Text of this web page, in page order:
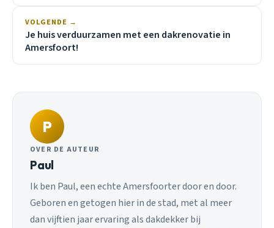
VOLGENDE →
Je huis verduurzamen met een dakrenovatie in
Amersfoort!
P
OVER DE AUTEUR
Paul
Ik ben Paul, een echte Amersfoorter door en door.
Geboren en getogen hier in de stad, met al meer
dan vijftien jaar ervaring als dakdekker bij